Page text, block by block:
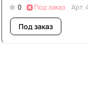
0 Под заказ Арт.
Под заказ